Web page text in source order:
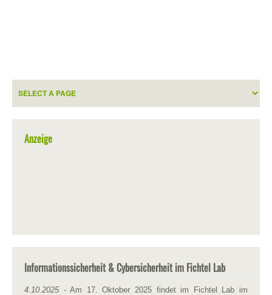
Anzeige
Informationssicherheit & Cybersicherheit im Fichtel Lab
4.10.2025 - Am 17. Oktober 2025 findet im Fichtel Lab im